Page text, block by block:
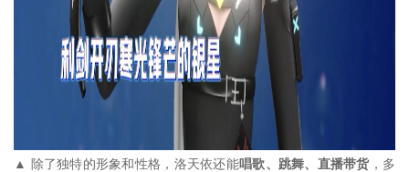
▲ 除了独特的形象和性格，洛天依还能唱歌、跳舞、直播带货，多